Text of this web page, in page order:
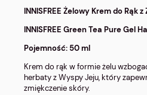
INNISFREE Żelowy Krem do Rąk
INNISFREE Green Tea Pure Gel
Pojemność: 50 ml
Krem do rąk w formie żelu
herbaty z Wyspy Jeju, który
zmiękczenie skóry.